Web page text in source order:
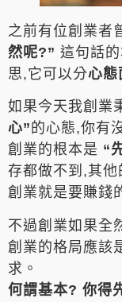
之前有位創業者
然呢?” 這句話
思,它可以分心態
如果今天我創業
心” 的心態,你有
創業的根本是 “
存都做不到,其他
創業就是要賺錢
不過創業如果全
創業的格局應該
求。
何謂基本? 你得